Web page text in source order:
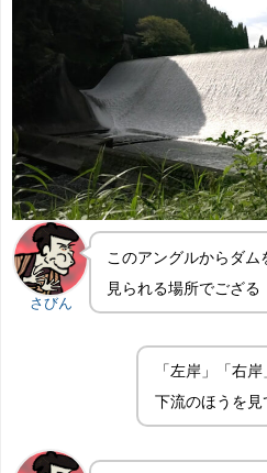
さびん
このアングルからダム
見られる場所でござる
「左岸」「右
下流のほうを見